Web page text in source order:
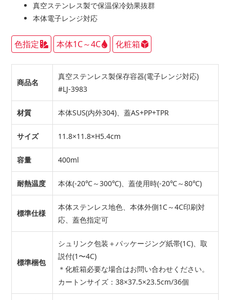
真空ステンレス製で保温保冷効果抜群
本体電子レンジ対応
色指定 本体1C～4C 化粧箱
商品名
真空ステンレス製保存容器(電子レンジ対応)
#LJ-3983
材質 本体SUS(内外304)、蓋AS+PP+TPR
サイズ 11.8×11.8×H5.4cm
容量 400ml
耐熱温度 本体(-20℃～300℃)、蓋使用時(-20℃～80℃)
標準仕様
本体ステンレス地色、本体外側1C～4C印刷対
応、蓋色指定可
標準梱包
シュリンク包装＋パッケージング紙帯(1C)、取
説付(1〜4C)
＊化粧箱必要な場合はお問い合わせください。
カートンサイズ：38×37.5×23.5cm/36個